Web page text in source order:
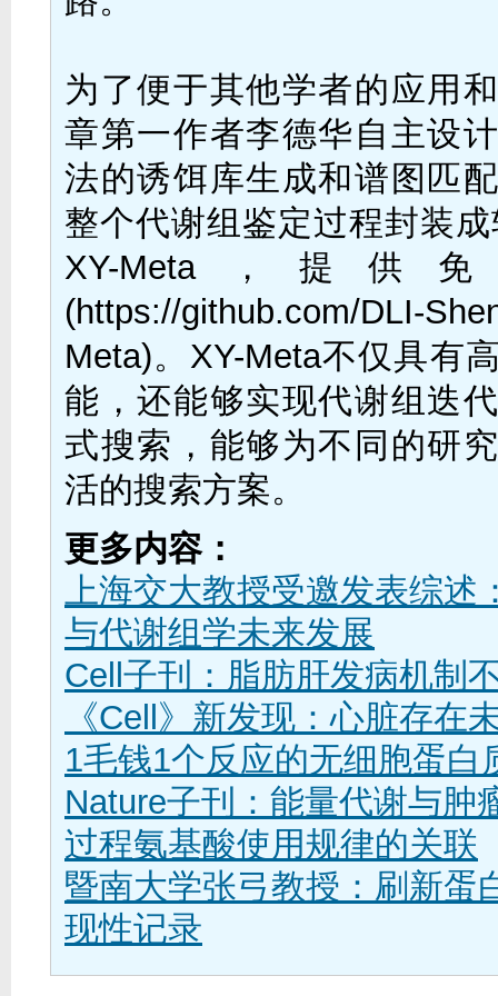
为了便于其他学者的应用
章第一作者李德华自主设
法的诱饵库生成和谱图匹
整个代谢组鉴定过程封装
XY-Meta，提供
(https://github.com/DLI-
Meta)。XY-Meta不仅具有
能，还能够实现代谢组迭
式搜索，能够为不同的研
活的搜索方案。
更多内容：
上海交大教授受邀发表综述
与代谢组学未来发展
Cell子刊：脂肪肝发病机制
《Cell》新发现：心脏存在
1毛钱1个反应的无细胞蛋白
Nature子刊：能量代谢与肿
过程氨基酸使用规律的关联
暨南大学张弓教授：刷新蛋
现性记录